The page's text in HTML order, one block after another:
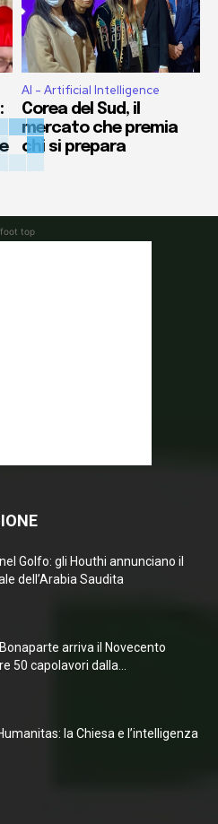
AI - Artificial Intelligence
Corea del Sud, il
mercato che premia
chi si prepara
foot top
Golfo: gli Houthi annunciano il
dell’Arabia Saudita
arriva il Novecento
50 capolavori dalla...
la Chiesa e l’intelligenza